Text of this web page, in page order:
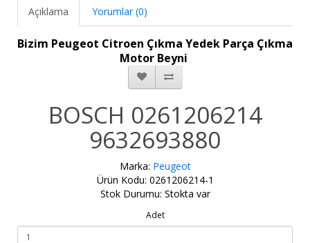
Açıklama Yorumlar (0)
Bizim Peugeot Citroen Çıkma Yedek Parça Çıkma
Motor Beyni
BOSCH 0261206214
9632693880
Marka: Peugeot
Ürün Kodu: 0261206214-1
Stok Durumu: Stokta var
Adet